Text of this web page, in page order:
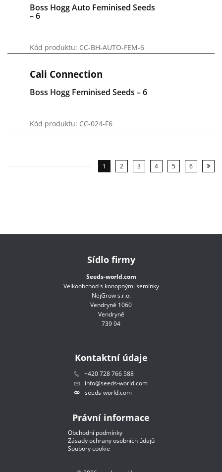
Boss Hogg Auto Feminised Seeds
– 6
Kód produktu: CC-BH-AUTO-FEM-6
Cali Connection
Boss Hogg Feminised Seeds – 6
Kód produktu: CC-024-F6
1 2 3 4 5 6
Sídlo firmy
Seeds-world.com
Velkoobchod s konopnými semínky
NejGrow s.r.o.
Vendryně 1060
Vendryně
739 94
Kontaktní údaje
+420 728 766 588
info@seeds-world.com
seeds-world.com
Právní informace
Obchodní podmínky
Zásady ochrany osobních údajů
Soubory cookie